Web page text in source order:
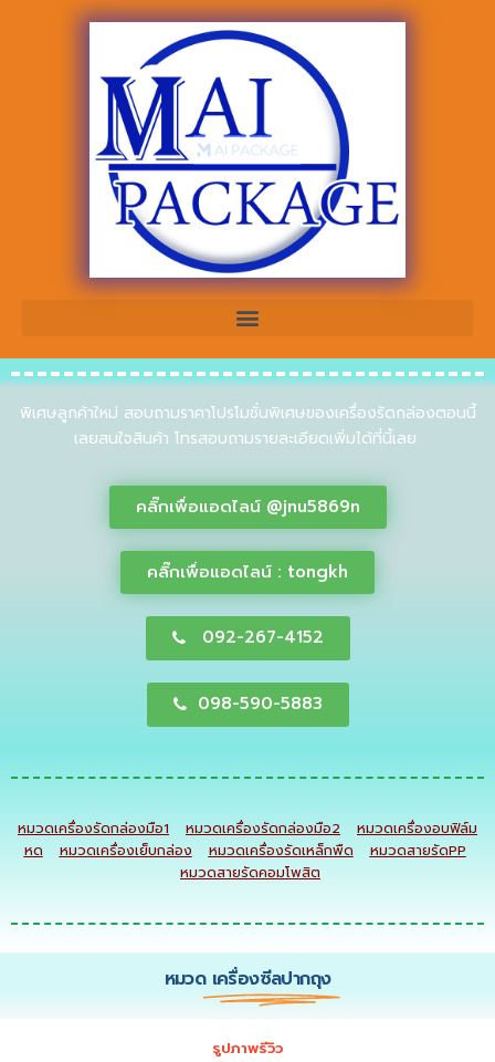
พิเศษลูกค้าใหม่ สอบถามราคาโปรโมชั่นพิเศษของเครื่องรัดกล่องตอนนี้
เลยสนใจสินค้า โทรสอบถามรายละเอียดเพิ่มได้ที่นี้เลย
คลิ๊กเพื่อแอดไลน์ @jnu5869n
คลิ๊กเพื่อแอดไลน์ : tongkh
092-267-4152
098-590-5883
หมวดเครื่องรัดกล่องมือ1 หมวดเครื่องรัดกล่องมือ2
หมวดเครื่องอบฟิล์ม
หด
หมวดเครื่องเย็บกล่อง หมวดเครื่องรัดเหล็กพืด
หมวดสายรัดPP
หมวดสายรัดคอมโพสิต
หมวด เครื่องซีลปากถุง
รูปภาพรีวิว